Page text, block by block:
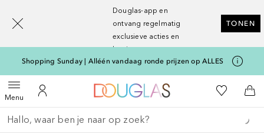
Douglas-app en
ontvang regelmatig
exclusieve acties en
kortingen
TONEN
Shopping Sunday | Alléén vandaag ronde prijzen op ALLES
MenuOpen menuNaar Mijn Account
Naar Douglas Home
Naar Mijn
Ga terug
Zoekopdracht uitvoeren
[navigation.slideout.screenreader]